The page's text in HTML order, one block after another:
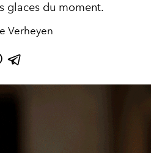
glaces du moment.
Verheyen